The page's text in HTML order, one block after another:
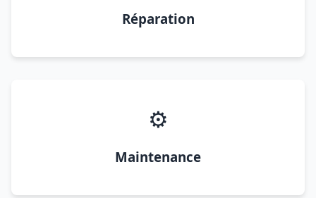
Réparation
⚙️
Maintenance